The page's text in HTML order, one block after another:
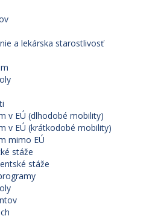
a lekárska starostlivosť
v EÚ (dlhodobé mobility)
v EÚ (krátkodobé mobility)
mimo EÚ
stáže
stáže